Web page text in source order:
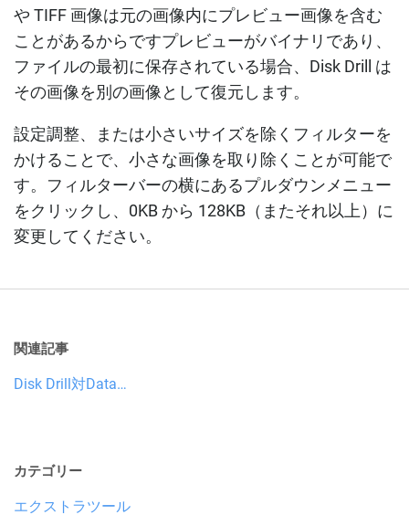
や TIFF 画像は元の画像内にプレビュー画像を含む
ことがあるからですプレビューがバイナリであり、
ファイルの最初に保存されている場合、Disk Drill は
その画像を別の画像として復元します。
設定調整、または小さいサイズを除くフィルターを
かけることで、小さな画像を取り除くことが可能で
す。フィルターバーの横にあるプルダウンメニュー
をクリックし、0KB から 128KB（またそれ以上）に
変更してください。
関連記事
Disk Drill対Data…
カテゴリー
エクストラツール